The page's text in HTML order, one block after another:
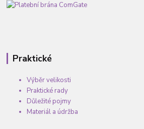
Praktické
Výběr velikosti
Praktické rady
Důležité pojmy
Materiál a údržba